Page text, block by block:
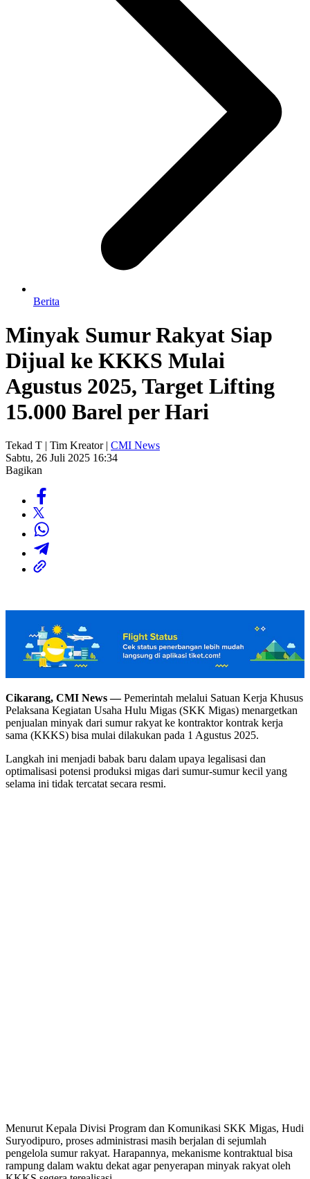
Berita
Minyak Sumur Rakyat Siap
Dijual ke KKKS Mulai
Agustus 2025, Target Lifting
15.000 Barel per Hari
Tekad T | Tim Kreator | CMI News
Sabtu, 26 Juli 2025 16:34
Bagikan
Cikarang, CMI News —Pemerintah melalui Satuan Kerja Khusus
Pelaksana Kegiatan Usaha Hulu Migas (SKK Migas) menargetkan
penjualan minyak dari sumur rakyat ke kontraktor kontrak kerja
sama (KKKS) bisa mulai dilakukan pada 1 Agustus 2025.
Langkah ini menjadi babak baru dalam upaya legalisasi dan
optimalisasi potensi produksi migas dari sumur-sumur kecil yang
selama ini tidak tercatat secara resmi.
Menurut Kepala Divisi Program dan Komunikasi SKK Migas, Hudi
Suryodipuro, proses administrasi masih berjalan di sejumlah
pengelola sumur rakyat. Harapannya, mekanisme kontraktual bisa
rampung dalam waktu dekat agar penyerapan minyak rakyat oleh